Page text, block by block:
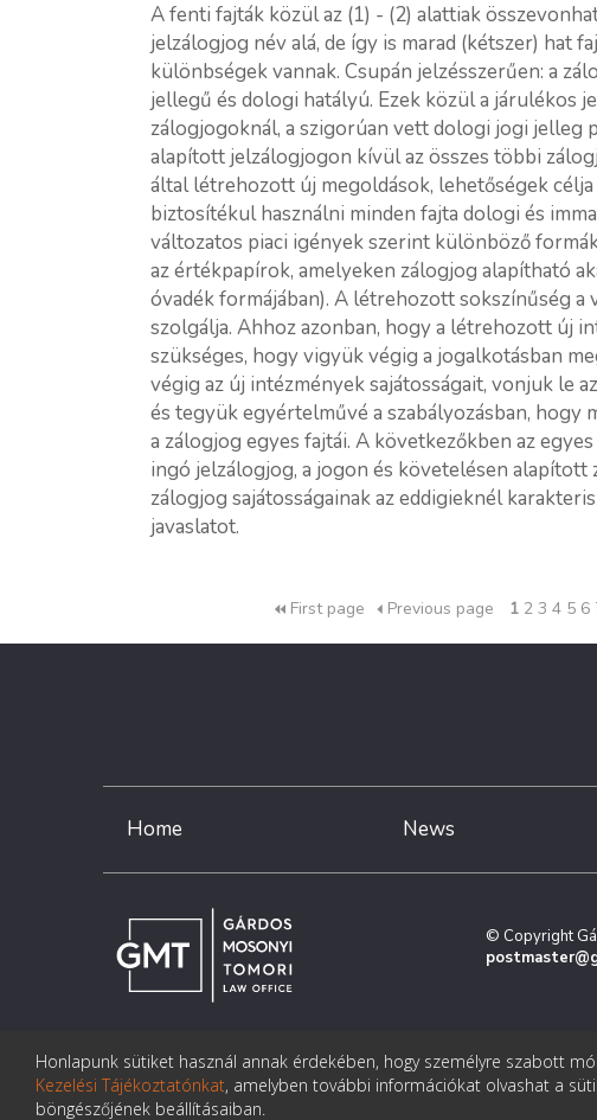
A fenti fajták közül az (1) - (2) alattiak
jelzálogjog név alá, de így is marad (kétszer) hat
különbségek vannak. Csupán jelzésszerűen: a
jellegű és dologi hatályú. Ezek közül a járulékos
zálogjogoknál, a szigorúan vett dologi jogi jelleg
alapított jelzálogjogon kívül az összes többi
által létrehozott új megoldások, lehetőségek
biztosítékul használni minden fajta dologi és
változatos piaci igények szerint különböző
az értékpapírok, amelyeken zálogjog alapítható
óvadék formájában). A létrehozott sokszínűség
szolgálja. Ahhoz azonban, hogy a létrehozott új
szükséges, hogy vigyük végig a jogalkotásban
végig az új intézmények sajátosságait, vonjuk le
és tegyük egyértelművé a szabályozásban,
a zálogjog egyes fajtái. A következőkben az
ingó jelzálogjog, a jogon és követelésen
zálogjog sajátosságainak az eddigieknél
javaslatot.
First page Previous page 1 2 3 4 5 6
Home News
© Copyright
Honlapunk sütiket használ annak érdekében, hogy személyre szabott
Kezelési Tájékoztatónkat, amelyben további információkat olvashat a
böngészőjének beállításaiban.